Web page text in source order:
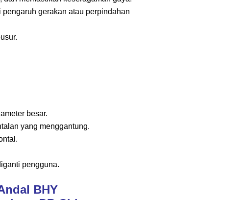
gerakan atau perpindahan
besar.
yang menggantung.
pengguna.
BHY